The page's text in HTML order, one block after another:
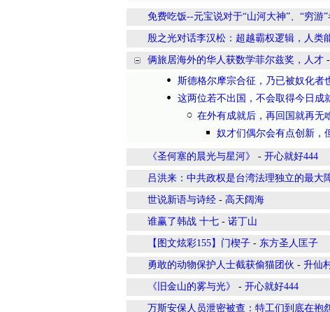
免费吃饭--元宝说对于“山河大神”、“穷游
殷之光对话李汉松：超越霸权逻辑，人类
俩旅居海外的华人获数学菲尔兹奖，人才 -
斯德格尔摩宗合征，乃已被奴化者
这两位若不出国，不会取得今日成
在外有成就后，再回国就再无
奴才们偶尔会有点创新，
《圣何塞的晨光与星河》 - 开心就好444
吕洪来：中共政权是台湾法理独立的最大
世说新语与诗经 - 高天阔海
谁赢了韩战 十七 - 诺丁山
【图文炫彩155】门楔子 - 东方圣人匡子
勇敢的动物保护人士截获偷猫团伙 - 升仙
《旧金山的雾与光》 - 开心就好444
万斯安保人员泄密被查：特工们到底在抱